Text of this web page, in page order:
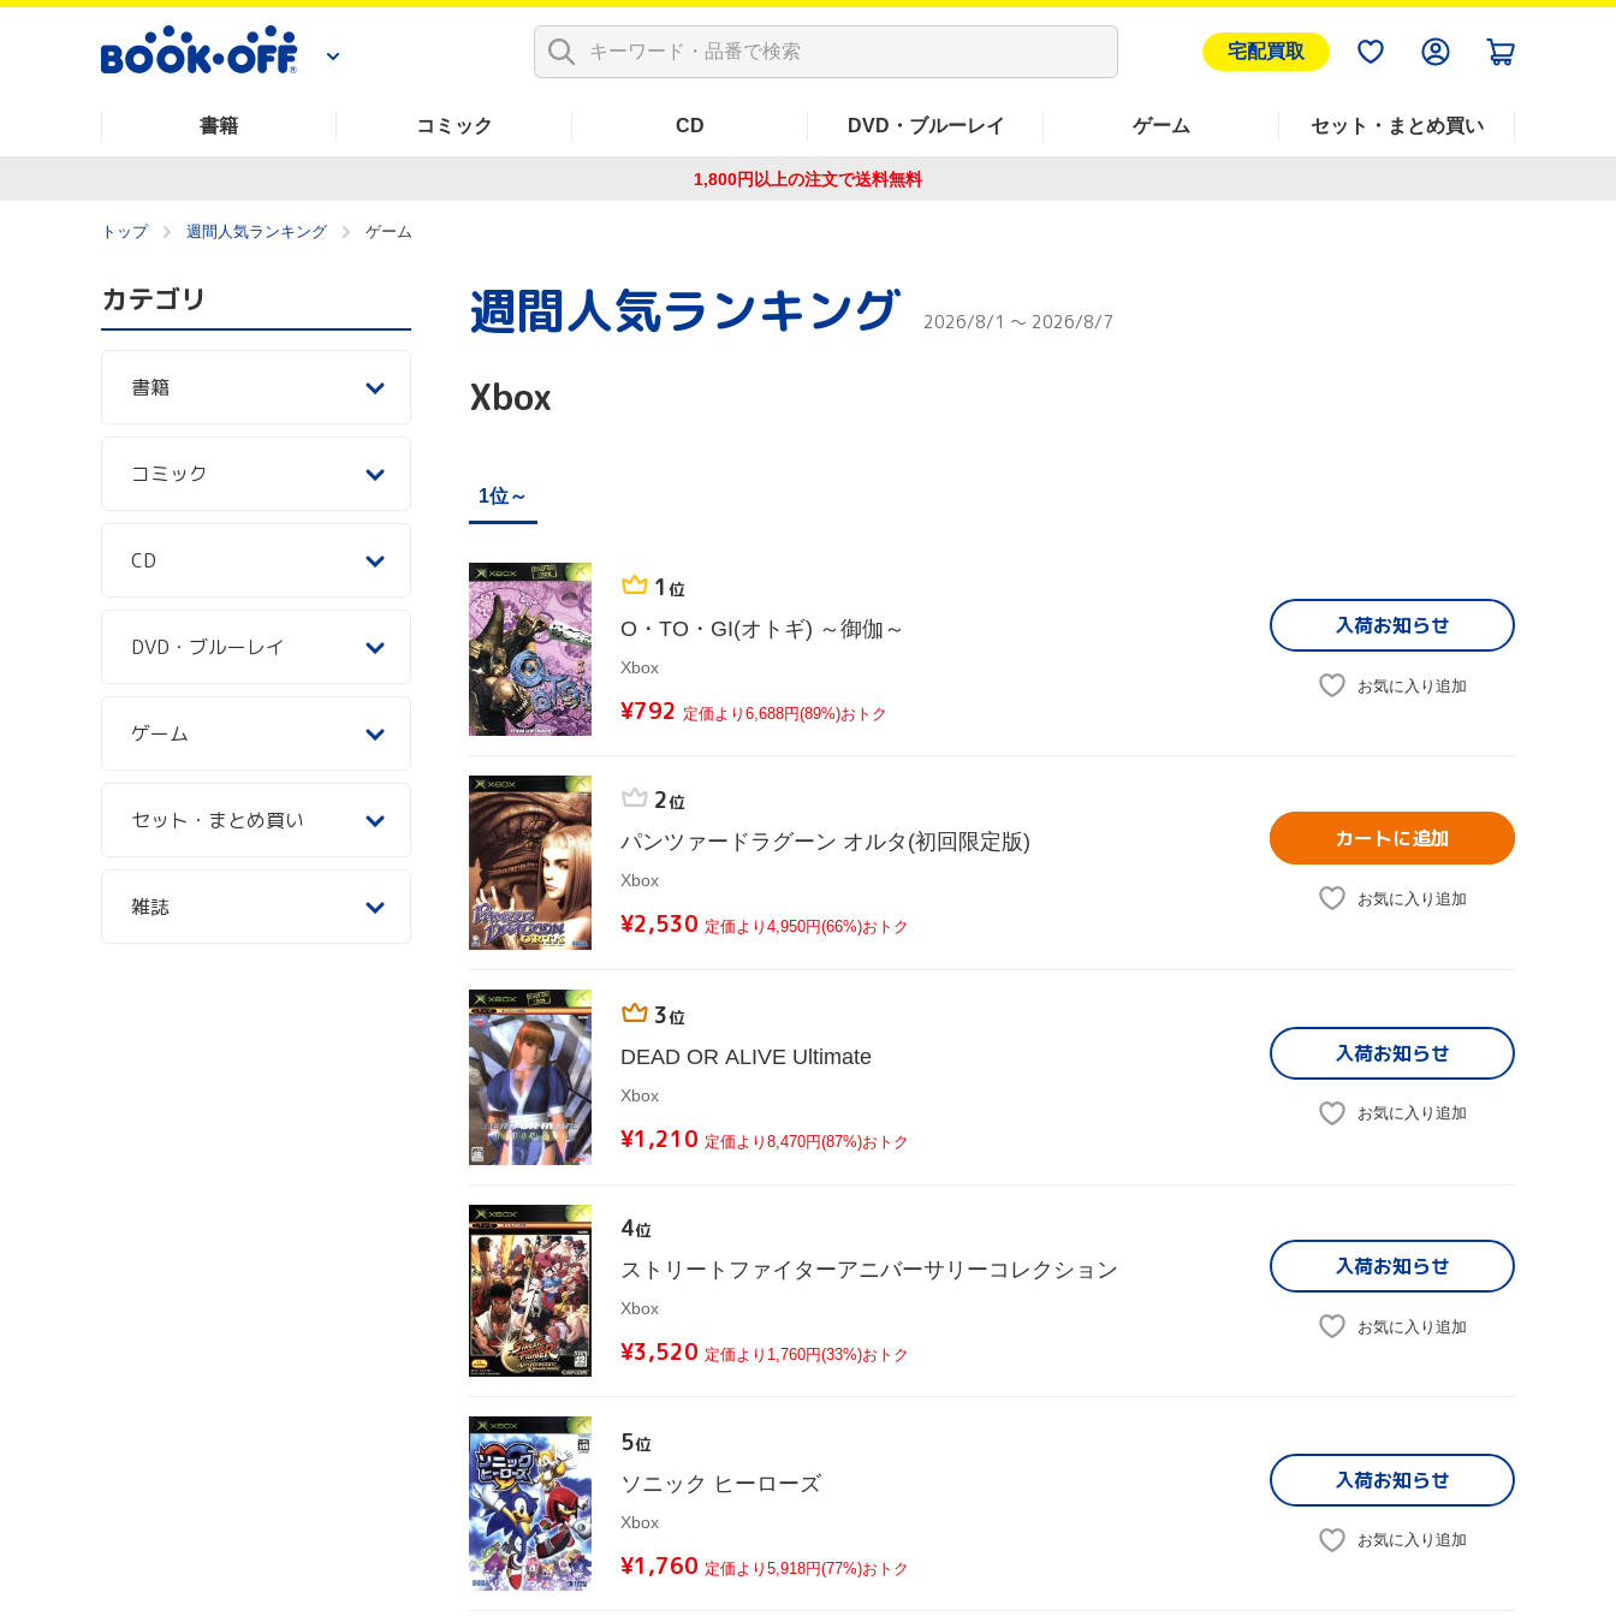
宅配買取
書籍 コミック CD DVD・ブルーレイ ゲーム セット・まとめ買い
1,800円以上の注文で送料無料
トップ 週間人気ランキング ゲーム
週間人気ランキング 2026/8/1 ～ 2026/8/7
Xbox
1位～
1 位
O・TO・GI(オトギ) ～御伽～
Xbox
¥792 定価より6,688円(89%)おトク
入荷お知らせ
お気に入り追加
2位
パンツァードラグーン オルタ(初回限定版)
Xbox
¥2,530 定価より4,950円(66%)おトク
カートに追加
お気に入り追加
3位
DEAD OR ALIVE Ultimate
Xbox
¥1,210 定価より8,470円(87%)おトク
入荷お知らせ
お気に入り追加
4位
ストリートファイターアニバーサリーコレクション
Xbox
¥3,520 定価より1,760円(33%)おトク
入荷お知らせ
お気に入り追加
5位
ソニック ヒーローズ
Xbox
¥1,760 定価より5,918円(77%)おトク
入荷お知らせ
お気に入り追加
カテゴリ
書籍
コミック
CD
DVD・ブルーレイ
ゲーム
セット・まとめ買い
雑誌